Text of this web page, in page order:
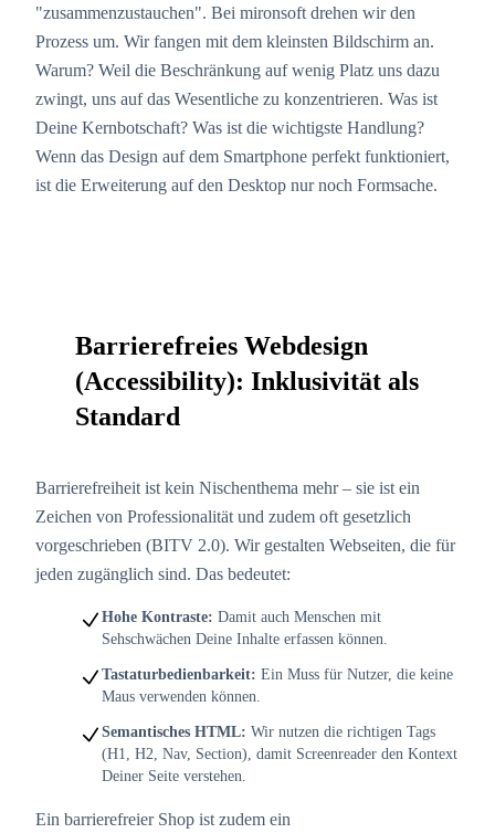
"zusammenzustauchen". Bei mironsoft drehen wir den
Prozess um. Wir fangen mit dem kleinsten Bildschirm an.
Warum? Weil die Beschränkung auf wenig Platz uns dazu
zwingt, uns auf das Wesentliche zu konzentrieren. Was ist
Deine Kernbotschaft? Was ist die wichtigste Handlung?
Wenn das Design auf dem Smartphone perfekt funktioniert,
ist die Erweiterung auf den Desktop nur noch Formsache.
Barrierefreies Webdesign
(Accessibility): Inklusivität als
Standard
Barrierefreiheit ist kein Nischenthema mehr – sie ist ein
Zeichen von Professionalität und zudem oft gesetzlich
vorgeschrieben (BITV 2.0). Wir gestalten Webseiten, die für
jeden zugänglich sind. Das bedeutet:
Hohe Kontraste: Damit auch Menschen mit
Sehschwächen Deine Inhalte erfassen können.
Tastaturbedienbarkeit: Ein Muss für Nutzer, die keine
Maus verwenden können.
Semantisches HTML: Wir nutzen die richtigen Tags
(H1, H2, Nav, Section), damit Screenreader den Kontext
Deiner Seite verstehen.
Ein barrierefreier Shop ist zudem ein